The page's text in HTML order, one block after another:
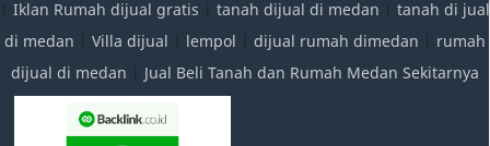
| Iklan Rumah dijual gratis | tanah dijual di medan | tanah di jual
di medan | Villa dijual | lempol | dijual rumah dimedan | rumah
dijual di medan | Jual Beli Tanah dan Rumah Medan Sekitarnya